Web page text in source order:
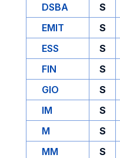
DSBA
S
EMIT
S
ESS
S
FIN
S
GIO
S
IM
S
M
S
MM
S